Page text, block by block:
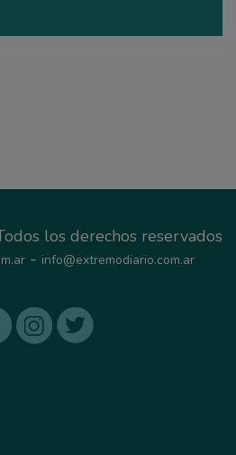
los derechos reservados
- info@extremodiario.com.ar